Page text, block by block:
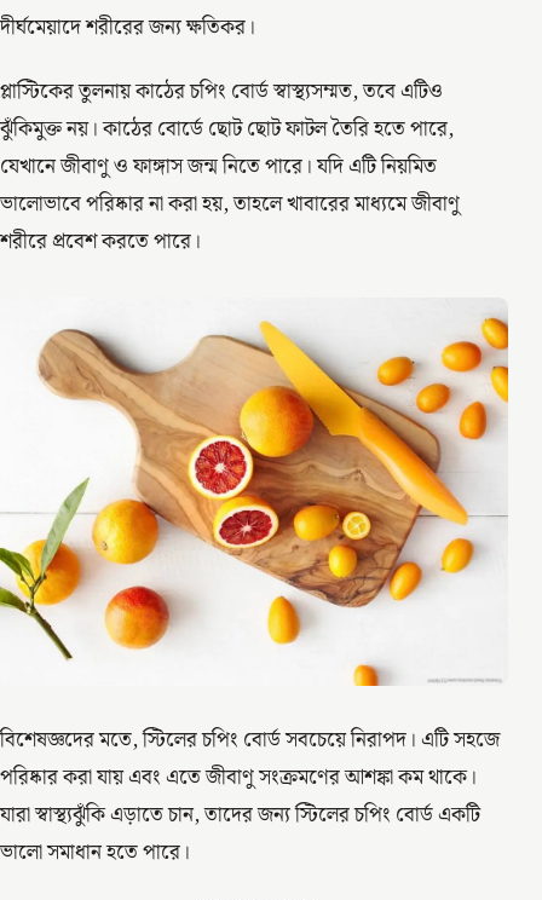
দীর্ঘমেয়াদে শরীরের জন্য ক্ষতিকর।
প্লাস্টিকের তুলনায় কাঠের চপিং বোর্ড স্বাস্থ্যসম্মত, তবে এটিও
ঝুঁকিমুক্ত নয়। কাঠের বোর্ডে ছোট ছোট ফাটল তৈরি হতে পারে,
যেখানে জীবাণু ও ফাঙ্গাস জন্ম নিতে পারে। যদি এটি নিয়মিত
ভালোভাবে পরিষ্কার না করা হয়, তাহলে খাবারের মাধ্যমে জীবাণু
শরীরে প্রবেশ করতে পারে।
বিশেষজ্ঞদের মতে, স্টিলের চপিং বোর্ড সবচেয়ে নিরাপদ। এটি সহজে
পরিষ্কার করা যায় এবং এতে জীবাণু সংক্রমণের আশঙ্কা কম থাকে।
যারা স্বাস্থ্যঝুঁকি এড়াতে চান, তাদের জন্য স্টিলের চপিং বোর্ড একটি
ভালো সমাধান হতে পারে।